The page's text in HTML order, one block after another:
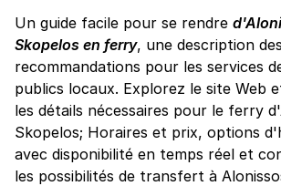
Un guide facile pour se rendre
Skopelos en ferry, une description
recommandations pour les services
publics locaux. Explorez le site Web
les détails nécessaires pour le ferry
Skopelos; Horaires et prix, options
avec disponibilité en temps réel et
les possibilités de transfert à